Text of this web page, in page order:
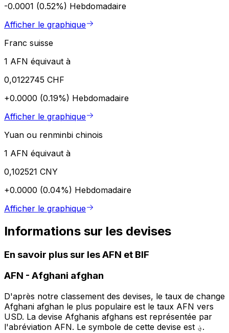
-0.0001 (0.52%) Hebdomadaire
Afficher le graphique
Franc suisse
1 AFN équivaut à
0,0122745 CHF
+0.0000 (0.19%) Hebdomadaire
Afficher le graphique
Yuan ou renminbi chinois
1 AFN équivaut à
0,102521 CNY
+0.0000 (0.04%) Hebdomadaire
Afficher le graphique
Informations sur les devises
En savoir plus sur les AFN et BIF
AFN - Afghani afghan
D'après notre classement des devises, le taux de change
Afghani afghan le plus populaire est le taux AFN vers
USD. La devise Afghanis afghans est représentée par
l'abréviation AFN. Le symbole de cette devise est ؋.